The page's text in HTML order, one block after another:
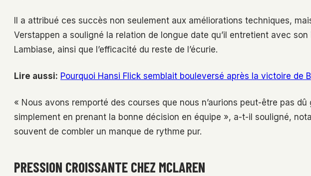
Il a attribué ces succès non seulement aux améliorations techniques,
Verstappen a souligné la relation de longue date qu’il entretient avec
Lambiase, ainsi que l’efficacité du reste de l’écurie.
Lire aussi: Pourquoi Hansi Flick semblait bouleversé après la victoire de
« Nous avons remporté des courses que nous n’aurions peut-être pas
simplement en prenant la bonne décision en équipe », a-t-il souligné,
souvent de combler un manque de rythme pur.
PRESSION CROISSANTE CHEZ MCLAREN